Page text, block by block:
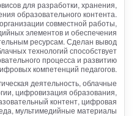
для разработки, хранения,
образовательного контента.
совместной работы,
элементов и обеспечения
ресурсам. Сделан вывод
технологий способствует
процесса и развитию
компетенций педагогов.
деятельность, облачные
цифровизация образования,
контент, цифровая
мультимедийные материалы